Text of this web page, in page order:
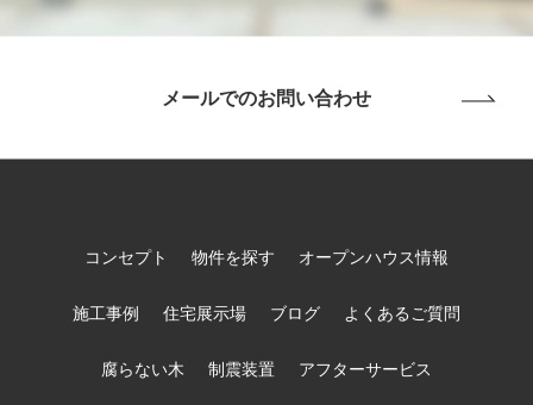
メールでのお問い合わせ
コンセプト 物件を探す オープンハウス情報
施工事例 住宅展示場 ブログ よくあるご質問
腐らない木 制震装置 アフターサービス